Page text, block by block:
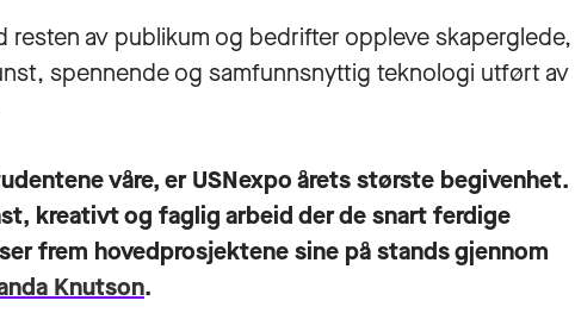
resten av publikum og bedrifter oppleve skaperglede,
spennende og samfunnsnyttig teknologi utført av
våre, er USNexpo årets største begivenhet.
kreativt og faglig arbeid der de snart ferdige
frem hovedprosjektene sine på stands gjennom
Knutson.